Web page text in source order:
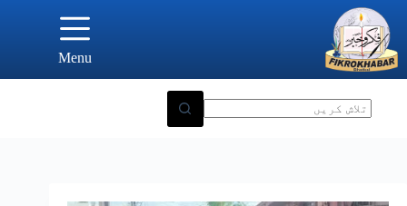
content
Menu